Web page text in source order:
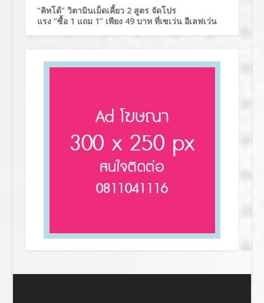
“คิทโด้” วิตามินเม็ดเคี้ยว 2 สูตร จัดโปร
แรง “ซื้อ 1 แถม 1” เพียง 49 บาท ที่เซเว่น อีเลฟเว่น